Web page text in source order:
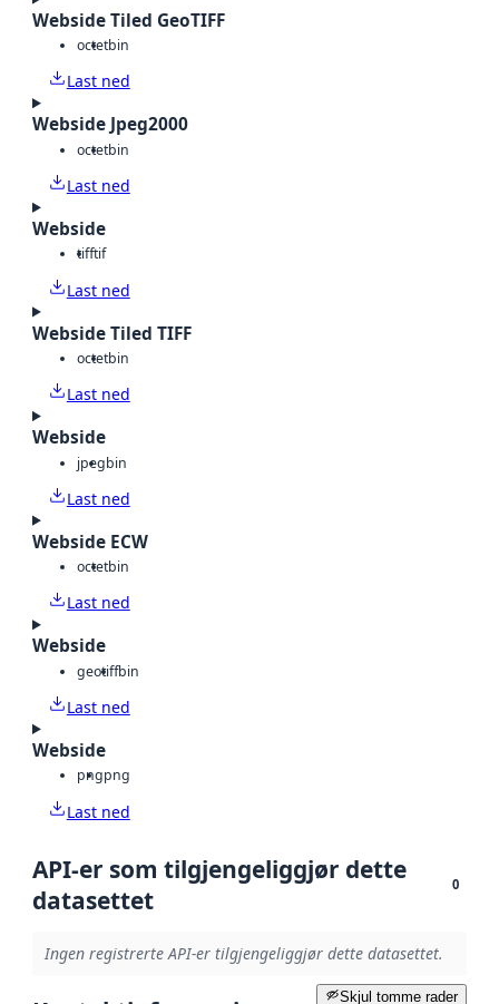
Webside Tiled GeoTIFF
octetbin
Last ned
Webside Jpeg2000
octetbin
Last ned
Webside
tifftif
Last ned
Webside Tiled TIFF
octetbin
Last ned
Webside
jpegbin
Last ned
Webside ECW
octetbin
Last ned
Webside
geotiffbin
Last ned
Webside
pngpng
Last ned
API-er som tilgjengeliggjør dette
datasettet
0
Ingen registrerte API-er tilgjengeliggjør dette datasettet.
Skjul tomme rader